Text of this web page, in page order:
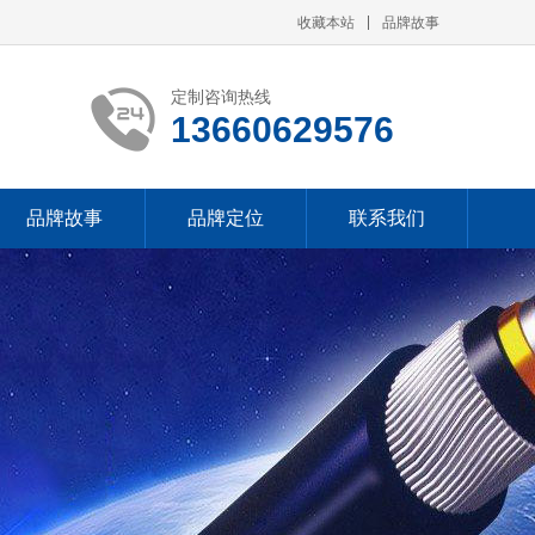
收藏本站 品牌故事
定制咨询热线
13660629576
品牌故事 品牌定位 联系我们